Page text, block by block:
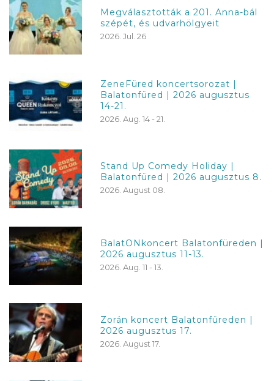
Megválasztották a 201. Anna-bál
szépét, és udvarhölgyeit
2026. Jul. 26
ZeneFüred koncertsorozat |
Balatonfüred | 2026 augusztus
14-21.
2026. Aug. 14 - 21.
Stand Up Comedy Holiday |
Balatonfüred | 2026 augusztus 8.
2026. August 08.
BalatONkoncert Balatonfüreden |
2026 augusztus 11-13.
2026. Aug. 11 - 13.
Zorán koncert Balatonfüreden |
2026 augusztus 17.
2026. August 17.